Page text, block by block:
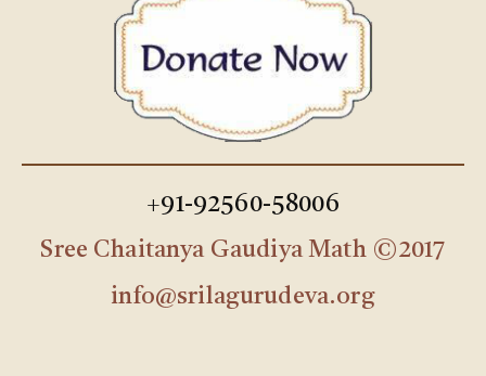
+91-92560-58006
Sree Chaitanya Gaudiya Math ©2017
info@srilagurudeva.org